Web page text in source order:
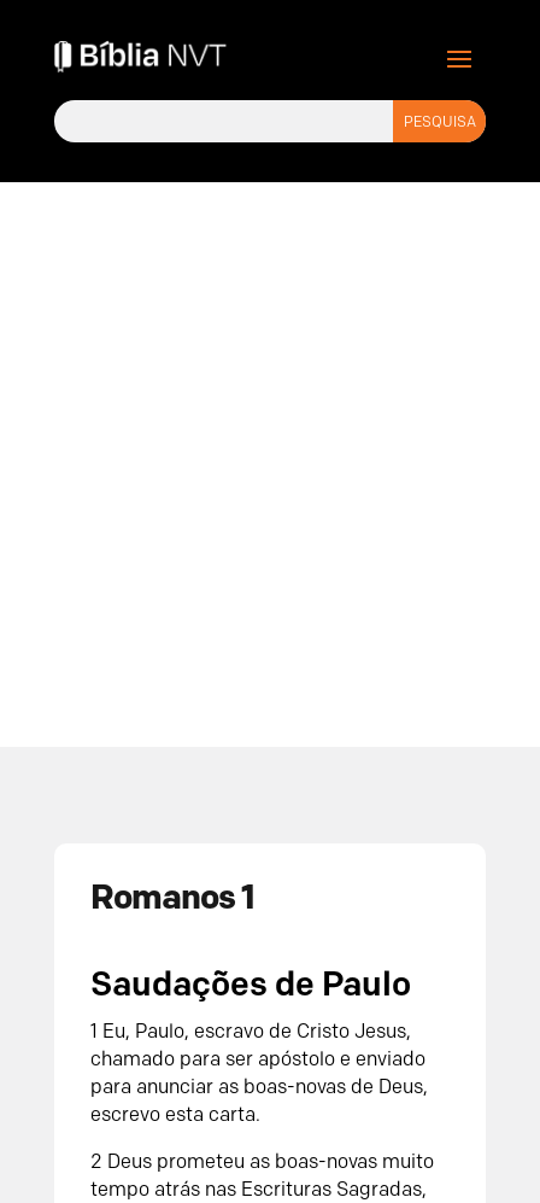
Romanos 1
Saudações de Paulo
1 Eu, Paulo, escravo de Cristo Jesus,
chamado para ser apóstolo e enviado
para anunciar as boas-novas de Deus,
escrevo esta carta.
2 Deus prometeu as boas-novas muito
tempo atrás nas Escrituras Sagradas,